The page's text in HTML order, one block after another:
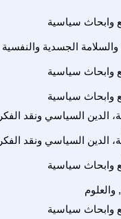
وابحاث سياسية
الجسدية والنفسية
وابحاث سياسية
وابحاث سياسية
الدين السياسي ونقد الفكر
الدين السياسي ونقد الفكر
وابحاث سياسية
وابحاث سياسية